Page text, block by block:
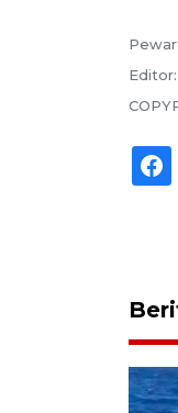
Editor: